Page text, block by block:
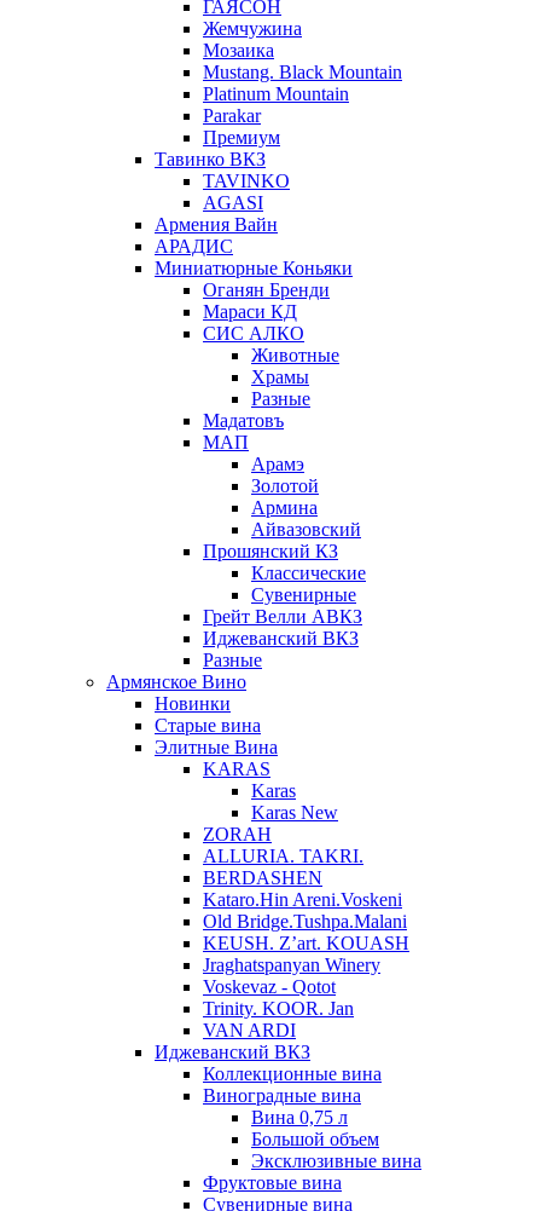
ГАЯСОН
Жемчужина
Мозаика
Mustang. Black Mountain
Platinum Mountain
Parakar
Премиум
Тавинко ВКЗ
TAVINKO
AGASI
Армения Вайн
АРАДИС
Миниатюрные Коньяки
Оганян Бренди
Мараси КД
СИС АЛКО
Животные
Храмы
Разные
Мадатовъ
МАП
Арамэ
Золотой
Армина
Айвазовский
Прошянский КЗ
Классические
Сувенирные
Грейт Велли АВКЗ
Иджеванский ВКЗ
Разные
Армянское Вино
Новинки
Старые вина
Элитные Вина
KARAS
Karas
Karas New
ZORAH
ALLURIA. TAKRI.
BERDASHEN
Kataro.Hin Areni.Voskeni
Old Bridge.Tushpa.Malani
KEUSH. Z’art. KOUASH
Jraghatspanyan Winery
Voskevaz - Qotot
Trinity. KOOR. Jan
VAN ARDI
Иджеванский ВКЗ
Коллекционные вина
Виноградные вина
Вина 0,75 л
Большой объем
Эксклюзивные вина
Фруктовые вина
Cувенирные вина